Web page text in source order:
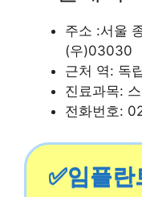
주소 :서울
(우)03030
근처 역: 독
진료과목:
전화번호:
✅임플